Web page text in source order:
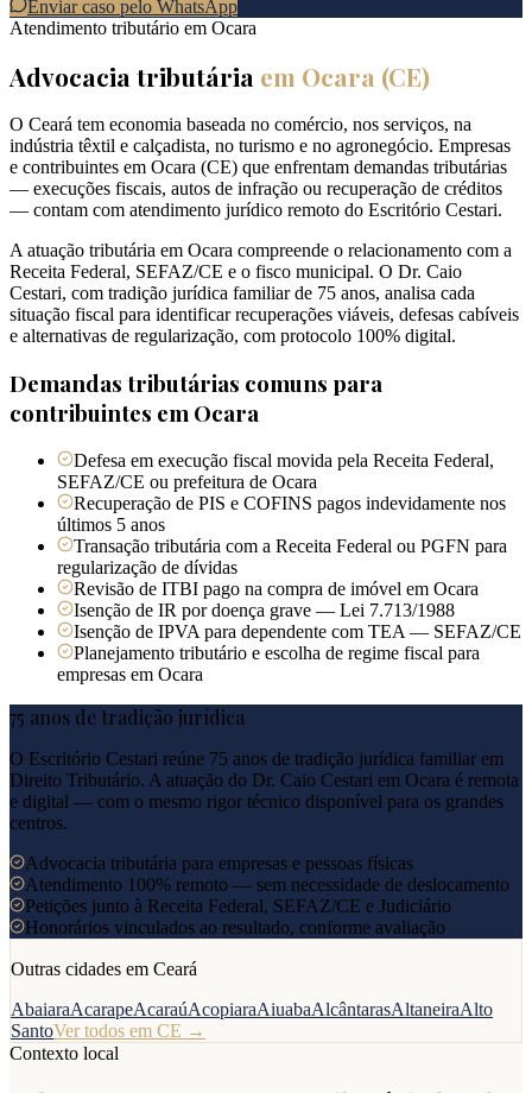
Enviar caso pelo WhatsApp
Atendimento tributário em Ocara
Advocacia tributária em Ocara (CE)
O Ceará tem economia baseada no comércio, nos serviços, na
indústria têxtil e calçadista, no turismo e no agronegócio. Empresas
e contribuintes em Ocara (CE) que enfrentam demandas tributárias
— execuções fiscais, autos de infração ou recuperação de créditos
— contam com atendimento jurídico remoto do Escritório Cestari.
A atuação tributária em Ocara compreende o relacionamento com a
Receita Federal, SEFAZ/CE e o fisco municipal. O Dr. Caio
Cestari, com tradição jurídica familiar de 75 anos, analisa cada
situação fiscal para identificar recuperações viáveis, defesas cabíveis
e alternativas de regularização, com protocolo 100% digital.
Demandas tributárias comuns para
contribuintes em Ocara
Defesa em execução fiscal movida pela Receita Federal,
SEFAZ/CE ou prefeitura de Ocara
Recuperação de PIS e COFINS pagos indevidamente nos
últimos 5 anos
Transação tributária com a Receita Federal ou PGFN para
regularização de dívidas
Revisão de ITBI pago na compra de imóvel em Ocara
Isenção de IR por doença grave — Lei 7.713/1988
Isenção de IPVA para dependente com TEA — SEFAZ/CE
Planejamento tributário e escolha de regime fiscal para
empresas em Ocara
75 anos de tradição jurídica
O Escritório Cestari reúne 75 anos de tradição jurídica familiar em
Direito Tributário. A atuação do Dr. Caio Cestari em Ocara é remota
e digital — com o mesmo rigor técnico disponível para os grandes
centros.
Advocacia tributária para empresas e pessoas físicas
Atendimento 100% remoto — sem necessidade de deslocamento
Petições junto à Receita Federal, SEFAZ/CE e Judiciário
Honorários vinculados ao resultado, conforme avaliação
Outras cidades em Ceará
AbaiaraAcarapeAcaraúAcopiaraAiuabaAlcântarasAltaneiraAlto
SantoVer todos em CE →
Contexto local